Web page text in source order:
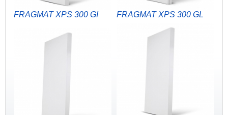
FRAGMAT XPS 300 GI FRAGMAT XPS 300 GL